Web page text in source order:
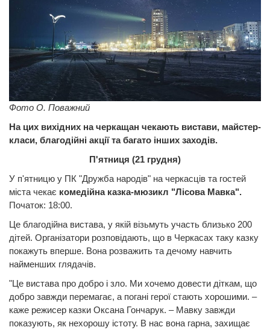
Фото О. Поважний
На цих вихідних на черкащан чекають вистави, майстер-
класи, благодійні акції та багато інших заходів.
П'ятниця (21 грудня)
У п'ятницю у ПК "Дружба народів" на черкасців та гостей
міста чекає комедійна казка-мюзикл "Лісова Мавка".
Початок: 18:00.
Це благодійна вистава, у якій візьмуть участь близько 200
дітей. Організатори розповідають, що в Черкасах таку казку
покажуть вперше. Вона розважить та дечому навчить
найменших глядачів.
"Це вистава про добро і зло. Ми хочемо довести діткам, що
добро завжди перемагає, а погані герої стають хорошими. –
каже режисер казки Оксана Гончарук. – Мавку завжди
показують, як нехорошу істоту. В нас вона гарна, захищає